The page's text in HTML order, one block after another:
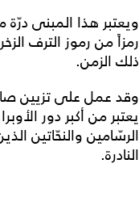
ويعتبر هذا المبنى درّة
رمزاً من رموز الترف
ذلك الزمن.
وقد عمل على تزيين
يعتبر من أكبر دور
الرسّامين والنحّاتين
النادرة.